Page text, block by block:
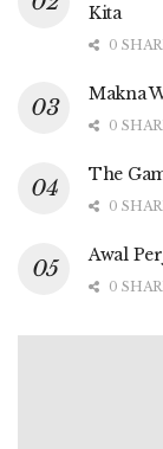
Kita
0
Makna
0
The
0
Awal
0